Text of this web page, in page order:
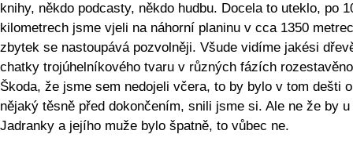
knihy, někdo podcasty, někdo hudbu. Docela to uteklo, po
kilometrech jsme vjeli na náhorní planinu v cca 1350
zbytek se nastoupává pozvolněji. Všude vidíme jakési
chatky trojúhelníkového tvaru v různých fázích
Škoda, že jsme sem nedojeli včera, to by bylo v tom dešti
nějaký těsně před dokončením, snili jsme si. Ale ne že by u
Jadranky a jejího muže bylo špatně, to vůbec ne.